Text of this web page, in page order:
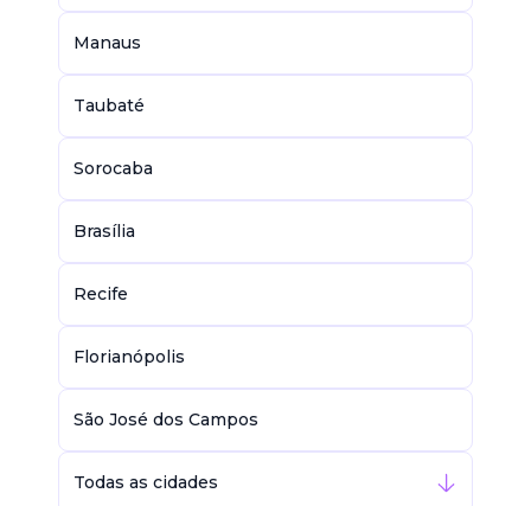
Manaus
Taubaté
Sorocaba
Brasília
Recife
Florianópolis
São José dos Campos
Todas as cidades